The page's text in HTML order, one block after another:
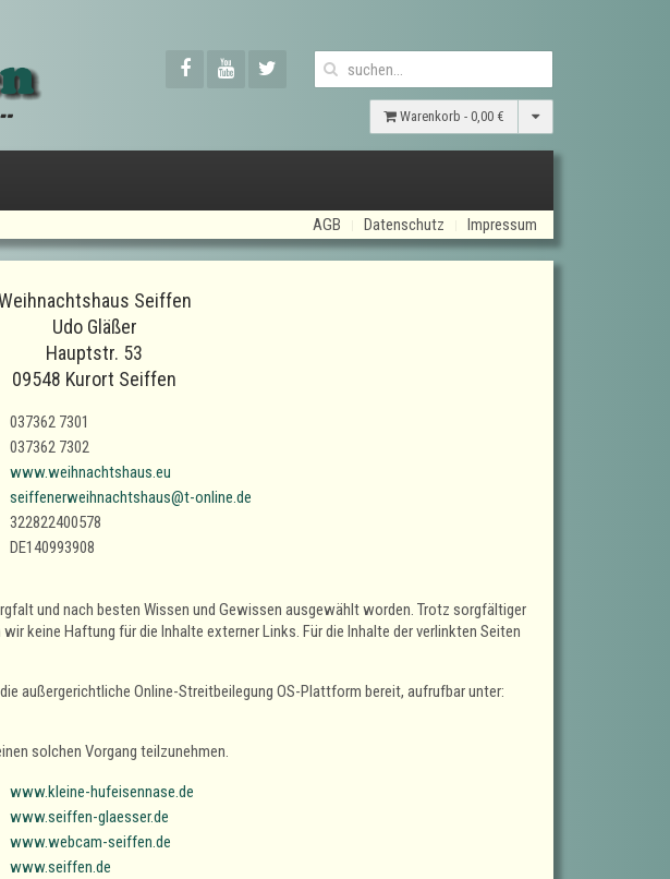
Warenkorb - 0,00 €
AGB Datenschutz Impressum
Seiffen
Udo Gläßer
Hauptstr. 53
09548 Kurort Seiffen
037362 7301
037362 7302
www.weihnachtshaus.eu
seiffenerweihnachtshaus@t-online.de
322822400578
DE140993908
und nach besten Wissen und Gewissen ausgewählt worden. Trotz sorgfältiger
keine Haftung für die Inhalte externer Links. Für die Inhalte der verlinkten Seiten
außergerichtliche Online-Streitbeilegung OS-Plattform bereit, aufrufbar unter:
solchen Vorgang teilzunehmen.
www.kleine-hufeisennase.de
www.seiffen-glaesser.de
www.webcam-seiffen.de
www.seiffen.de